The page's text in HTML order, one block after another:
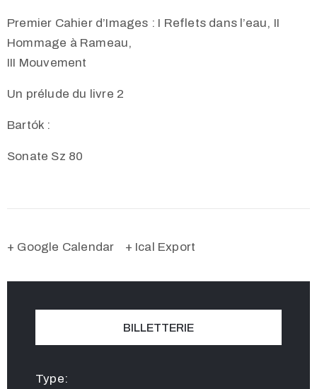
Premier Cahier d’Images : I Reflets dans l’eau, II
Hommage à Rameau,
III Mouvement
Un prélude du livre 2
Bartók :
Sonate Sz 80
+ Google Calendar + Ical Export
BILLETTERIE
Type: